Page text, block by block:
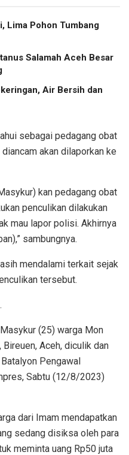
Lima Pohon Tumbang
Salamah Aceh Besar
Air Bersih dan
sebagai pedagang obat
akan dilaporkan ke
kan pedagang obat
penculikan dilakukan
mau lapor polisi. Akhirnya
sambungnya.
mendalami terkait sejak
tersebut.
(25) warga Mon
Bireuen, Aceh, diculik dan
Pengawal
Sabtu (12/8/2023)
dari Imam mendapatkan
sedang disiksa oleh para
meminta uang Rp50 juta